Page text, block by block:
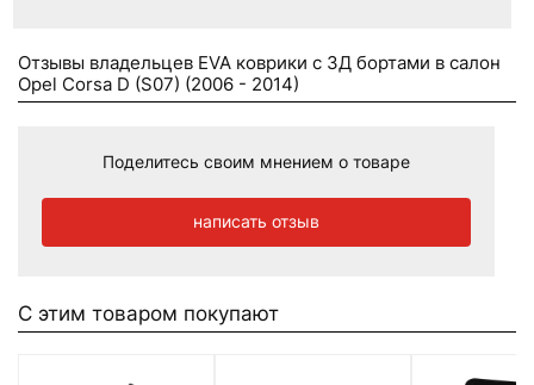
Отзывы владельцев EVA коврики c 3Д бортами в салон
Opel Corsa D (S07) (2006 - 2014)
Поделитесь своим мнением о товаре
написать отзыв
С этим товаром покупают